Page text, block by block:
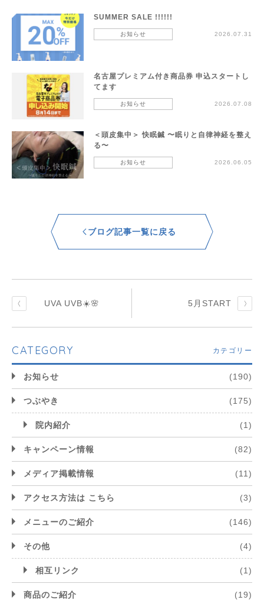
SUMMER SALE !!!!!!
お知らせ 2026.07.31
名古屋プレミアム付き商品券 申込スタートし
てます
お知らせ 2026.07.08
＜頭皮集中＞ 快眠鍼 〜眠りと自律神経を整え
る〜
お知らせ 2026.06.05
ブログ記事一覧に戻る
UVA UVB☀️🌸 5月START
CATEGORY カテゴリー
お知らせ (190)
つぶやき (175)
院内紹介 (1)
キャンペーン情報 (82)
メディア掲載情報 (11)
アクセス方法は こちら (3)
メニューのご紹介 (146)
その他 (4)
相互リンク (1)
商品のご紹介 (19)